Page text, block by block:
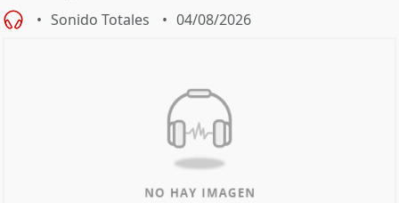
Sonido Totales 04/08/2026